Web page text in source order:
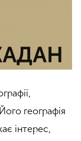
географія
інтерес,